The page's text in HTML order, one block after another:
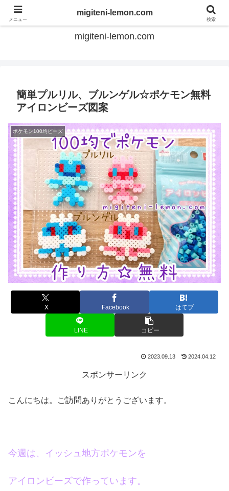
てのひらアイロンビーズ
migiteni-lemon.com
簡単プルリル、ブルンゲル☆ポケモン無料
アイロンビーズ図案
ポケモン100均ビーズ
X Facebook はてブ
LINE コピー
2023.09.13 2024.04.12
スポンサーリンク
こんにちは。ご訪問ありがとうございます。
今週は、イッシュ地方ポケモンを
アイロンビーズで作っています。
メニュー
migiteni-lemon.com
検索